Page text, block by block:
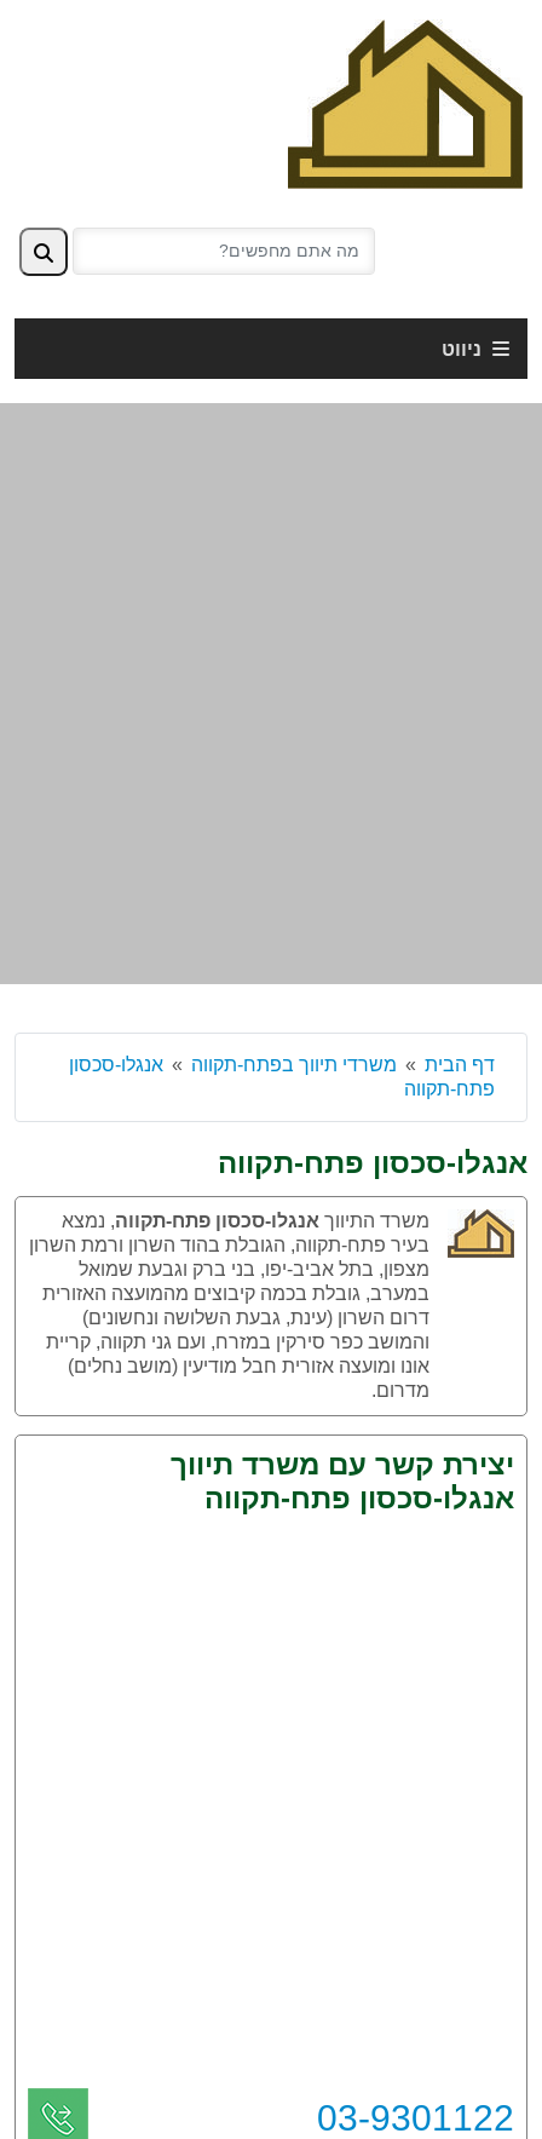
ניווט
דף הבית משרדי תיווך בפתח-תקווה
אנגלו-סכסון
פתח-תקווה
אנגלו-סכסון פתח-תקווה
משרד התיווך אנגלו-סכסון פתח-תקווה, נמצא
בעיר פתח-תקווה, הגובלת בהוד השרון ורמת השרון
מצפון, בתל אביב-יפו, בני ברק וגבעת שמואל
במערב, גובלת בכמה קיבוצים מהמועצה האזורית
דרום השרון (עינת, גבעת השלושה ונחשונים)
והמושב כפר סירקין במזרח, ועם גני תקווה, קריית
אונו ומועצה אזורית חבל מודיעין (מושב נחלים)
מדרום.
יצירת קשר עם משרד תיווך
אנגלו-סכסון פתח-תקווה
03-9301122